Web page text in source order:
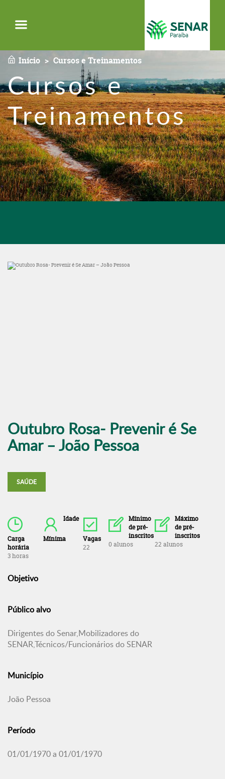
Início Cursos e Treinamentos
Cursos e
Treinamentos
Outubro Rosa- Prevenir é Se
Amar – João Pessoa
SAÚDE
Carga
horária
3 horas
Idade
Mínima
Vagas
22
Mínimo
de pré-
inscritos
0 alunos
Máximo
de pré-
inscritos
22 alunos
Objetivo
Público alvo
Dirigentes do Senar,Mobilizadores do
SENAR,Técnicos/Funcionários do SENAR
Município
João Pessoa
Período
01/01/1970 a 01/01/1970